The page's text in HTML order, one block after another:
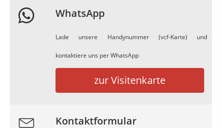
WhatsApp
Lade unsere Handynummer (vcf-Karte) und
kontaktiere uns per WhatsApp
zur Visitenkarte
Kontaktformular